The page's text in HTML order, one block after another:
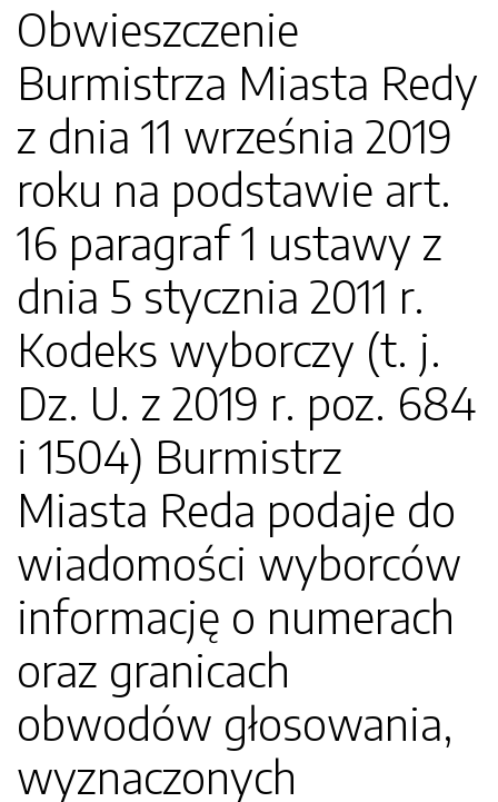
Obwieszczenie
Burmistrza Miasta Redy
z dnia 11 września 2019
roku na podstawie art.
16 paragraf 1 ustawy z
dnia 5 stycznia 2011 r.
Kodeks wyborczy (t. j.
Dz. U. z 2019 r. poz. 684
i 1504) Burmistrz
Miasta Reda podaje do
wiadomości wyborców
informację o numerach
oraz granicach
obwodów głosowania,
wyznaczonych